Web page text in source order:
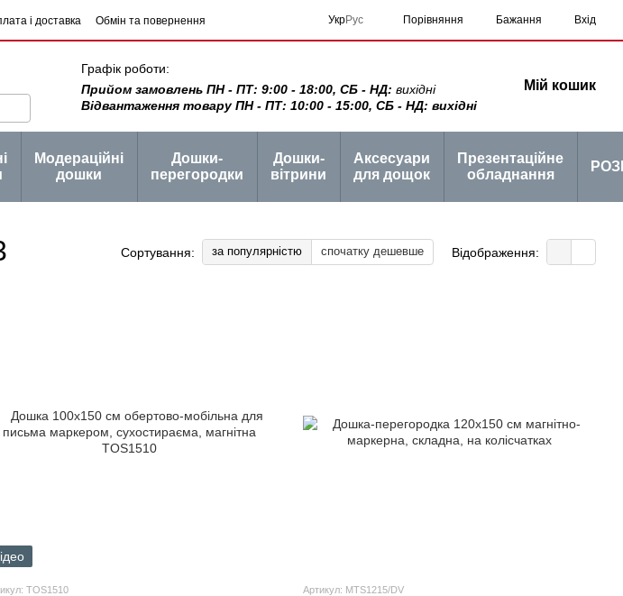
і доставка
Обмін та повернення
УкрРус Порівняння Бажання Вхід
Графік роботи:
Прийом замовлень ПН - ПТ: 9:00 - 18:00, СБ - НД: вихідні
Відвантаження товару ПН - ПТ: 10:00 - 15:00, СБ - НД: вихідні
Мій кошик
Модераційні
дошки
Дошки-
перегородки
Дошки-
вітрини
Аксесуари
для дощок
Презентаційне
обладнання
Сортування: за популярністю спочатку дешевше Відображення:
TOS1510 Артикул: MTS1215/DV